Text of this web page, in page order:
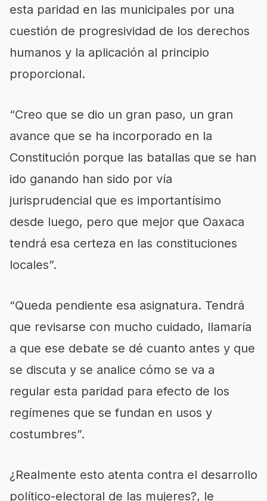
esta paridad en las municipales por una
cuestión de progresividad de los derechos
humanos y la aplicación al principio
proporcional.
“Creo que se dio un gran paso, un gran
avance que se ha incorporado en la
Constitución porque las batallas que se han
ido ganando han sido por vía
jurisprudencial que es importantísimo
desde luego, pero que mejor que Oaxaca
tendrá esa certeza en las constituciones
locales”.
“Queda pendiente esa asignatura. Tendrá
que revisarse con mucho cuidado, llamaría
a que ese debate se dé cuanto antes y que
se discuta y se analice cómo se va a
regular esta paridad para efecto de los
regímenes que se fundan en usos y
costumbres”.
¿Realmente esto atenta contra el desarrollo
político-electoral de las mujeres?, le